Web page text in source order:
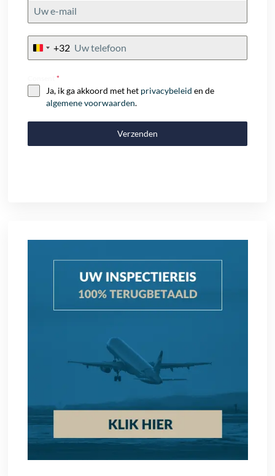
Belgium
+32
Consent*
Ja, ik ga akkoord met het privacybeleid en de
algemene voorwaarden.
Verzenden